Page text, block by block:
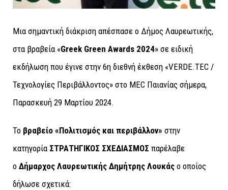
Μια σημαντική διάκριση απέσπασε ο Δήμος Λαυρεωτικής,
στα βραβεία «Greek Green Awards 2024» σε ειδική
εκδήλωση που έγινε στην 6η διεθνή έκθεση «VERDE.TEC /
Τεχνολογίες Περιβάλλοντος» στο MEC Παιανίας σήμερα,
Παρασκευή 29 Μαρτίου 2024.
Το βραβείο «Πολιτισμός και περιβάλλον» στην
κατηγορία ΣΤΡΑΤΗΓΙΚΟΣ ΣΧΕΔΙΑΣΜΟΣ παρέλαβε
ο Δήμαρχος Λαυρεωτικής Δημήτρης Λουκάς ο οποίος
δήλωσε σχετικά: